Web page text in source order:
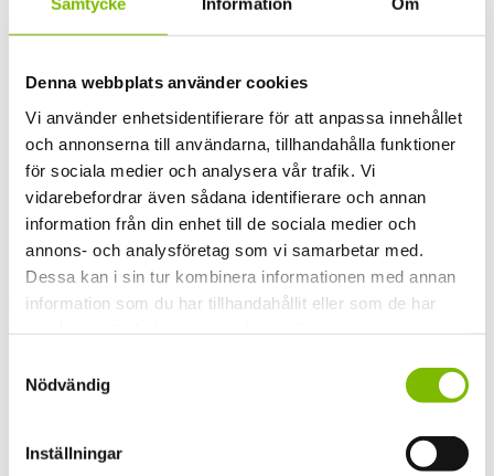
Denna webbplats använder cookies
Vi använder enhetsidentifierare för att anpassa innehållet
och annonserna till användarna, tillhandahålla funktioner
för sociala medier och analysera vår trafik. Vi
vidarebefordrar även sådana identifierare och annan
information från din enhet till de sociala medier och
annons- och analysföretag som vi samarbetar med.
Dessa kan i sin tur kombinera informationen med annan
information som du har tillhandahållit eller som de har
Nödvändig
Inställningar
solo-produktblad-23.pdf